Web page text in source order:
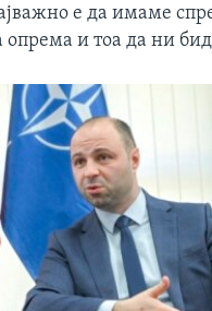
е да имаме
и тоа да ни